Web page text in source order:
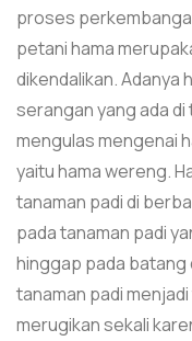
proses
petani hama
dikendalikan. Adanya
serangan yang ada di
mengulas mengenai
yaitu hama wereng.
tanaman padi di
pada tanaman padi
hinggap pada batang
tanaman padi
merugikan sekali